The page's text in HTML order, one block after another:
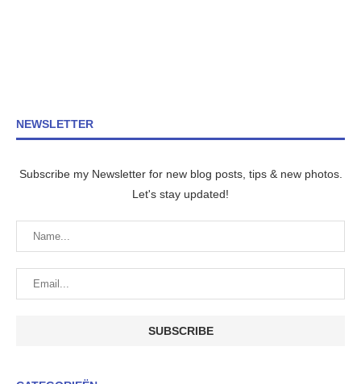
NEWSLETTER
Subscribe my Newsletter for new blog posts, tips & new photos.
Let's stay updated!